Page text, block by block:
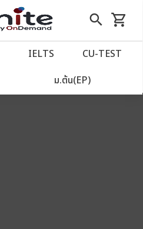
close
search
Skip
to
shopping_cart
รถเข็น
IELTS CU‑TEST
ม.ต้น(EP)
for 80001509